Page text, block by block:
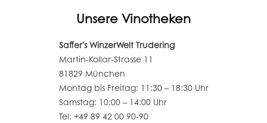
Unsere Vinotheken
Saffer's WinzerWelt Trudering
Martin-Kollar-Strasse 11
81829 München
Montag bis Freitag: 11:30 – 18:30 Uhr
Samstag: 10:00 – 14:00 Uhr
Tel: +49 89 42 00 90-90